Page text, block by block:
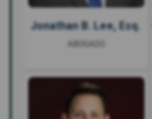
Jonathan B. Lee, Esq.
ABOGADO